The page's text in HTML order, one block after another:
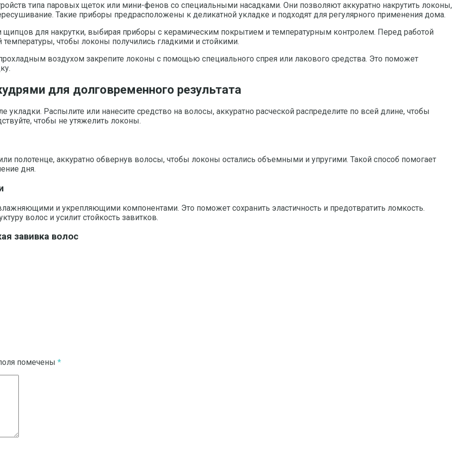
типа паровых щеток или мини-фенов со специальными насадками. Они позволяют аккуратно накрутить локоны,
Такие приборы предрасположены к деликатной укладке и подходят для регулярного применения дома.
для накрутки, выбирая приборы с керамическим покрытием и температурным контролем. Перед работой
температуры, чтобы локоны получились гладкими и стойкими.
воздухом закрепите локоны с помощью специального спрея или лакового средства. Это поможет
для долговременного результата
Распылите или нанесите средство на волосы, аккуратно расческой распределите по всей длине, чтобы
чтобы не утяжелить локоны.
полотенце, аккуратно обвернув волосы, чтобы локоны остались объемными и упругими. Такой способ помогает
дня.
и укрепляющими компонентами. Это поможет сохранить эластичность и предотвратить ломкость.
волос и усилит стойкость завитков.
завивка волос
помечены *